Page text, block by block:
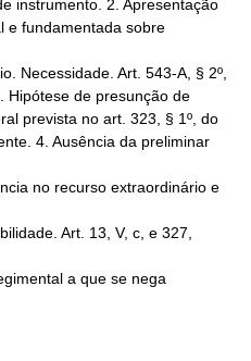
instrumento. 2. Apresentação